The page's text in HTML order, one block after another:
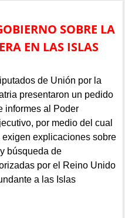
SOBRE LA
EN LAS ISLAS
de Unión por la
presentaron un pedido
informes al Poder
por medio del cual
exigen explicaciones sobre
búsqueda de
por el Reino Unido
a las Islas